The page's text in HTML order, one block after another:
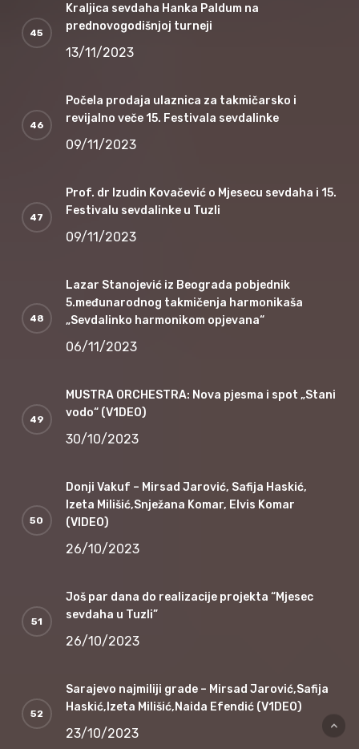
Kraljica sevdaha Hanka Paldum na
prednovogodišnjoj turneji
13/11/2023
Počela prodaja ulaznica za takmičarsko i
revijalno veče 15. Festivala sevdalinke
09/11/2023
Prof. dr Izudin Kovačević o Mjesecu sevdaha i 15.
Festivalu sevdalinke u Tuzli
09/11/2023
Lazar Stanojević iz Beograda pobjednik
5.međunarodnog takmičenja harmonikaša
„Sevdalinko harmonikom opjevana“
06/11/2023
MUSTRA ORCHESTRA: Nova pjesma i spot „Stani
vodo“ (V1DEO)
30/10/2023
Donji Vakuf – Mirsad Jarović, Safija Haskić,
Izeta Milišić,Snježana Komar, Elvis Komar
(VIDEO)
26/10/2023
Još par dana do realizacije projekta “Mjesec
sevdaha u Tuzli”
26/10/2023
Sarajevo najmiliji grade – Mirsad Jarović,Safija
Haskić,Izeta Milišić,Naida Efendić (V1DEO)
23/10/2023